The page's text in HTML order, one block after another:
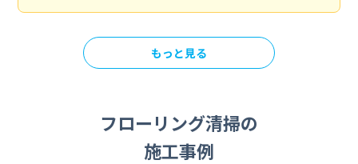
もっと見る
フローリング清掃の
施工事例